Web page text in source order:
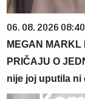
06. 08. 2026 08:40
MEGAN MARKL
PRIČAJU O
nije joj uputila ni